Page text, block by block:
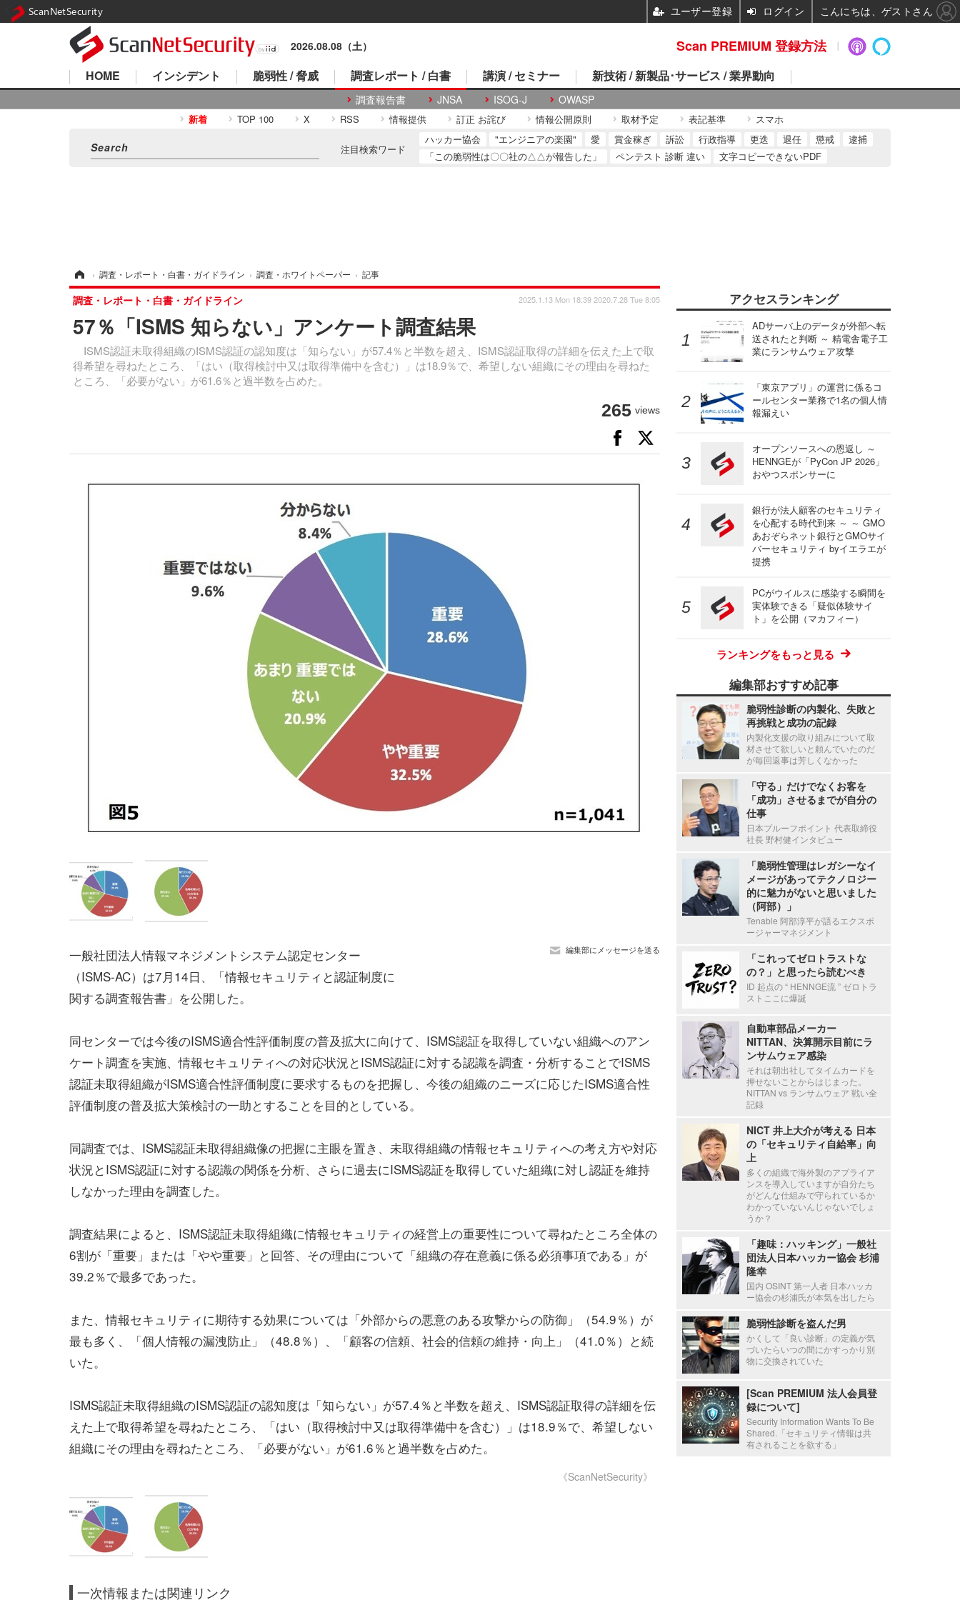
2026.08.08（土）
HOME インシデント 脆弱性 / 脅威 調査レポート / 白書
調査報告書 JNSA ISOG-J OWASP
講演 / セミナー 新技術 / 新製品･サービス / 業界動向
新着 TOP 100 X RSS 情報提供 訂正 お詫び 情報公開原則 取材予定 表記基準 スマホ
注目検索ワード
ハッカー協会 "エンジニアの楽園" 愛 賞金稼ぎ 訴訟 行政指導 更迭 退任 懲戒
逮捕
「この脆弱性は〇〇社の△△が報告した」
ペンテスト 診断 違い 文字コピーできないPDF
› 調査・レポート・白書・ガイドライン › 調査・ホワイトペーパー › 記事
57％「ISMS 知らない」アンケート調査結果
ISMS認証未取得組織のISMS認証の認知度は「知らない」が57.4％と半数を超え、ISMS認証取得の詳細を伝えた上で取
得希望を尋ねたところ、「はい（取得検討中又は取得準備中を含む）」は18.9％で、希望しない組織にその理由を尋ねた
ところ、「必要がない」が61.6％と過半数を占めた。
調査・レポート・白書・ガイドライン 2025.1.13 Mon 18:39 2020.7.28 Tue 8:05
265 views
編集部にメッセージを送る
一般社団法人情報マネジメントシステム認定センター
（ISMS-AC）は7月14日、「情報セキュリティと認証制度に
関する調査報告書」を公開した。
同センターでは今後のISMS適合性評価制度の普及拡大に向けて、ISMS認証を取得していない組織へのアン
ケート調査を実施、情報セキュリティへの対応状況とISMS認証に対する認識を調査・分析することでISMS
認証未取得組織がISMS適合性評価制度に要求するものを把握し、今後の組織のニーズに応じたISMS適合性
評価制度の普及拡大策検討の一助とすることを目的としている。
同調査では、ISMS認証未取得組織像の把握に主眼を置き、未取得組織の情報セキュリティへの考え方や対応
状況とISMS認証に対する認識の関係を分析、さらに過去にISMS認証を取得していた組織に対し認証を維持
しなかった理由を調査した。
調査結果によると、ISMS認証未取得組織に情報セキュリティの経営上の重要性について尋ねたところ全体の
6割が「重要」または「やや重要」と回答、その理由について「組織の存在意義に係る必須事項である」が
39.2％で最多であった。
また、情報セキュリティに期待する効果については「外部からの悪意のある攻撃からの防御」（54.9％）が
最も多く、「個人情報の漏洩防止」（48.8％）、「顧客の信頼、社会的信頼の維持・向上」（41.0％）と続
いた。
ISMS認証未取得組織のISMS認証の認知度は「知らない」が57.4％と半数を超え、ISMS認証取得の詳細を伝
えた上で取得希望を尋ねたところ、「はい（取得検討中又は取得準備中を含む）」は18.9％で、希望しない
組織にその理由を尋ねたところ、「必要がない」が61.6％と過半数を占めた。
《ScanNetSecurity》
一次情報または関連リンク
アクセスランキング
ADサーバ上のデータが外部へ転
送されたと判断 ～ 精電舎電子工
業にランサムウェア攻撃
「東京アプリ」の運営に係るコ
ールセンター業務で1名の個人情
報漏えい
オープンソースへの恩返し ～
HENNGEが「PyCon JP 2026」
おやつスポンサーに
銀行が法人顧客のセキュリティ
を心配する時代到来 ～ ～ GMO
あおぞらネット銀行とGMOサイ
バーセキュリティ byイエラエが
提携
PCがウイルスに感染する瞬間を
実体験できる「疑似体験サイ
ト」を公開（マカフィー）
ランキングをもっと見る
編集部おすすめ記事
脆弱性診断の内製化、失敗と
再挑戦と成功の記録
内製化支援の取り組みについて取
材させて欲しいと頼んでいたのだ
が毎回返事は芳しくなかった
「守る」だけでなくお客を
「成功」させるまでが自分の
仕事
日本プルーフポイント 代表取締役
社長 野村健インタビュー
「脆弱性管理はレガシーなイ
メージがあってテクノロジー
的に魅力がないと思いました
（阿部）」
Tenable 阿部淳平が語るエクスポ
ージャーマネジメント
「これってゼロトラストな
の？」と思ったら読むべき
ID 起点の “ HENNGE流 ” ゼロトラ
ストここに爆誕
自動車部品メーカー
NITTAN、決算開示目前にラ
ンサムウェア感染
それは朝出社してタイムカードを
押せないことからはじまった。
NITTAN vs ランサムウェア 戦い全
記録
NICT 井上大介が考える 日本
の「セキュリティ自給率」向
上
多くの組織で海外製のアプライア
ンスを導入していますが自分たち
がどんな仕組みで守られているか
わかっていないんじゃないでしょ
うか？
「趣味：ハッキング」一般社
団法人日本ハッカー協会 杉浦
隆幸
国内 OSINT 第一人者 日本ハッカ
ー協会の杉浦氏が本気を出したら
脆弱性診断を盗んだ男
かくして「良い診断」の定義が気
づいたらいつの間にかすっかり別
物に交換されていた
[Scan PREMIUM 法人会員登
録について]
Security Information Wants To Be
Shared.「セキュリティ情報は共
有されることを欲する」
Scan PREMIUM 登録方法
ScanNetSecurity ユーザー登録 ログイン こんにちは、ゲストさん